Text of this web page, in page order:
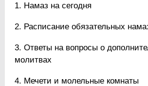
Намаз на сегодня
Расписание обязательных
Ответы на вопросы о
молитвах
Мечети и молельные комнаты